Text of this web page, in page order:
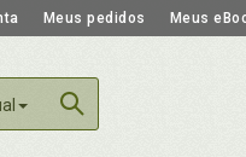
Meus pedidos Meus